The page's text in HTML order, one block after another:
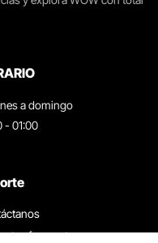
a domingo
- 01:00
frecuentes